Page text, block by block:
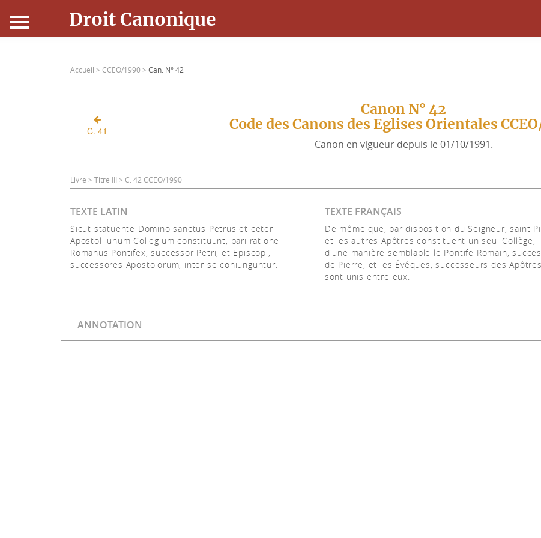
Droit Canonique
Connexion
Accueil > CCEO/1990 > Can. N° 42
C. 41
Canon N° 42
Code des Canons des Eglises Orientales
Canon en vigueur depuis le 01/10/1991.
Livre > Titre III > C. 42 CCEO/1990
TEXTE LATIN
Sicut statuente Domino sanctus Petrus et ceteri
Apostoli unum Collegium constituunt, pari ratione
Romanus Pontifex, successor Petri, et Episcopi,
successores Apostolorum, inter se coniunguntur.
TEXTE FRANÇAIS
De même que, par disposition du Seigneur, saint
et les autres Apôtres constituent un seul Collège,
d'une manière semblable le Pontife Romain,
de Pierre, et les Évêques, successeurs des
sont unis entre eux.
ANNOTATION